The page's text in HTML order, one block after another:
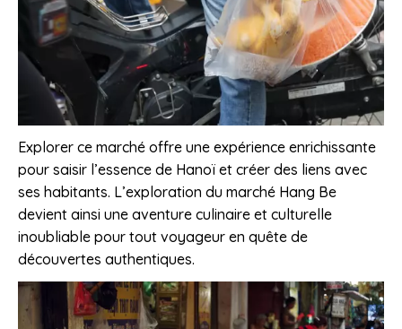
Explorer ce marché offre une expérience enrichissante
pour saisir l’essence de Hanoï et créer des liens avec
ses habitants. L’exploration du marché Hang Be
devient ainsi une aventure culinaire et culturelle
inoubliable pour tout voyageur en quête de
découvertes authentiques.